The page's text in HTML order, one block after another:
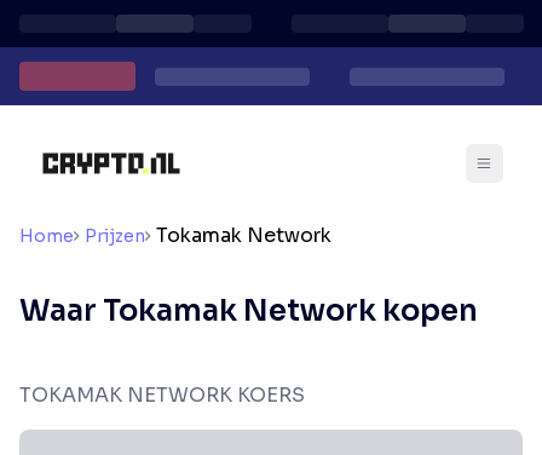
Home Prijzen Tokamak Network
Waar Tokamak Network kopen
TOKAMAK NETWORK KOERS